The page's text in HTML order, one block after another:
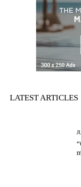
LATEST ARTICLES